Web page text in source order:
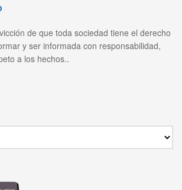
de que toda sociedad tiene el derecho
y ser informada con responsabilidad,
a los hechos..